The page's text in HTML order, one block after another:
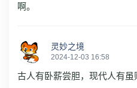
啊。
灵妙之境
2024-12-03 16:58
古人有卧薪尝胆，现代人有虽